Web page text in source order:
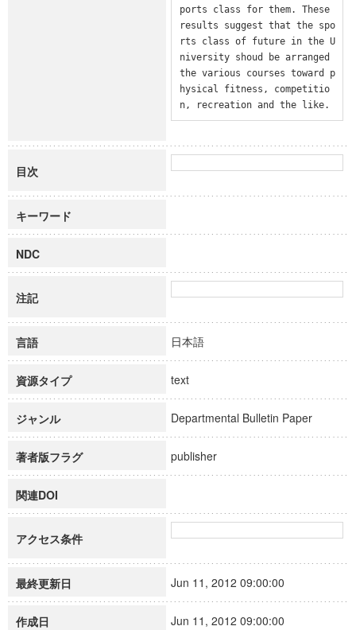
ports class for them. These
results suggest that the spo
rts class of future in the U
niversity shoud be arranged
the various courses toward p
hysical fitness, competitio
n, recreation and the like.
目次
キーワード
NDC
注記
言語 日本語
資源タイプ text
ジャンル Departmental Bulletin Paper
著者版フラグ publisher
関連DOI
アクセス条件
最終更新日 Jun 11, 2012 09:00:00
作成日 Jun 11, 2012 09:00:00